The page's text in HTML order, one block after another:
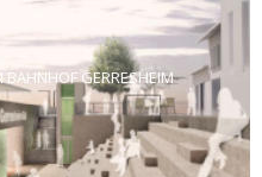
GERRESHEIM